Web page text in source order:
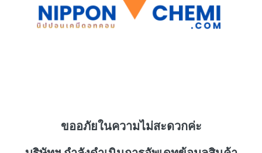
ขออภัยในความไม่สะดวกค่ะ